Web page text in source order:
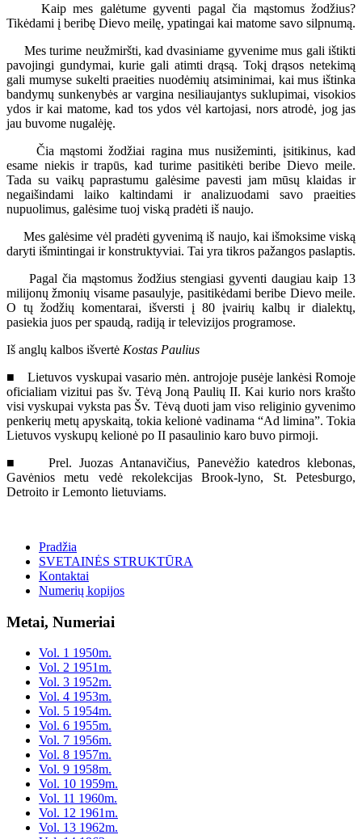
Kaip mes galėtume gyventi pagal čia mąstomus žodžius?
Tikėdami į beribę Dievo meilę, ypatingai kai matome savo silpnumą.
Mes turime neužmiršti, kad dvasiniame gyvenime mus gali ištikti
pavojingi gundymai, kurie gali atimti drąsą. Tokį drąsos netekimą
gali mumyse sukelti praeities nuodėmių atsiminimai, kai mus ištinka
bandymų sunkenybės ar vargina nesiliaujantys suklupimai, visokios
ydos ir kai matome, kad tos ydos vėl kartojasi, nors atrodė, jog jas
jau buvome nugalėję.
Čia mąstomi žodžiai ragina mus nusižeminti, įsitikinus, kad
esame niekis ir trapūs, kad turime pasitikėti beribe Dievo meile.
Tada su vaikų paprastumu galėsime pavesti jam mūsų klaidas ir
negaišindami laiko kaltindami ir analizuodami savo praeities
nupuolimus, galėsime tuoj viską pradėti iš naujo.
Mes galėsime vėl pradėti gyvenimą iš naujo, kai išmoksime viską
daryti išmintingai ir konstruktyviai. Tai yra tikros pažangos paslaptis.
Pagal čia mąstomus žodžius stengiasi gyventi daugiau kaip 13
milijonų žmonių visame pasaulyje, pasitikėdami beribe Dievo meile.
O tų žodžių komentarai, išversti į 80 įvairių kalbų ir dialektų,
pasiekia juos per spaudą, radiją ir televizijos programose.
Iš anglų kalbos išvertė Kostas Paulius
■ Lietuvos vyskupai vasario mėn. antrojoje pusėje lankėsi Romoje
oficialiam vizitui pas šv. Tėvą Joną Paulių II. Kai kurio nors krašto
visi vyskupai vyksta pas Šv. Tėvą duoti jam viso religinio gyvenimo
penkerių metų apyskaitą, tokia kelionė vadinama “Ad limina”. Tokia
Lietuvos vyskupų kelionė po II pasaulinio karo buvo pirmoji.
■ Prel. Juozas Antanavičius, Panevėžio katedros klebonas,
Gavėnios metu vedė rekolekcijas Brook-lyno, St. Petesburgo,
Detroito ir Lemonto lietuviams.
Pradžia
SVETAINĖS STRUKTŪRA
Kontaktai
Numerių kopijos
Metai, Numeriai
Vol. 1 1950m.
Vol. 2 1951m.
Vol. 3 1952m.
Vol. 4 1953m.
Vol. 5 1954m.
Vol. 6 1955m.
Vol. 7 1956m.
Vol. 8 1957m.
Vol. 9 1958m.
Vol. 10 1959m.
Vol. 11 1960m.
Vol. 12 1961m.
Vol. 13 1962m.